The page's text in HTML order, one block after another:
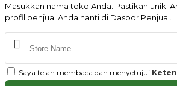
Masukkan nama toko Anda. Pastikan unik.
profil penjual Anda nanti di Dasbor Penjual.
Saya telah membaca dan menyetujui